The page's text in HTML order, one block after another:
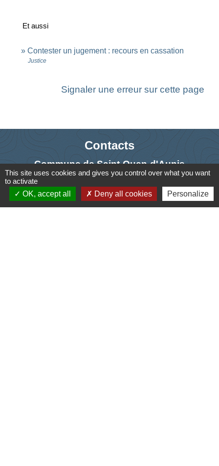
Et aussi
Contester un jugement : recours en cassation
Justice
Signaler une erreur sur cette page
Contacts
Commune de Saint-Ouen-d'Aunis
61 rue Marie Louise Cardin
17230 Saint-Ouen-d'Aunis - FRANCE
+33 5 46 01 40 64
This site uses cookies and gives you control over what you want
to activate
OK, accept all
Deny all cookies Personalize